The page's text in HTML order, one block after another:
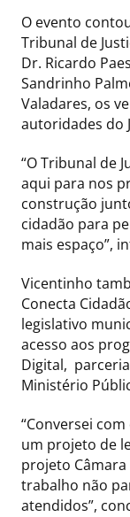
O evento
Tribunal de
Dr. Ricardo
Sandrinho
Valadares, os
autoridades do
“O Tribunal de
aqui para nos
construção
cidadão para
mais espaço”,
Vicentinho
Conecta
legislativo
acesso aos
Digital,
Ministério
“Conversei
um projeto de
projeto Câmara
trabalho não
atendidos”,